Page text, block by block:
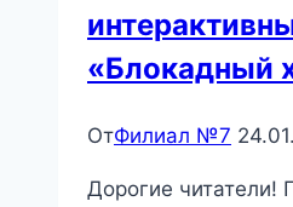
«Блокадный
ОтФилиал №7
Дорогие читатели!